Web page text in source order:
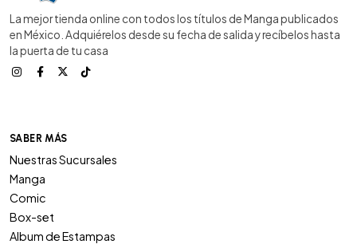
La mejor tienda online con todos los títulos de Manga publicados
en México. Adquiérelos desde su fecha de salida y recíbelos hasta
la puerta de tu casa
SABER MÁS
Nuestras Sucursales
Manga
Comic
Box-set
Album de Estampas